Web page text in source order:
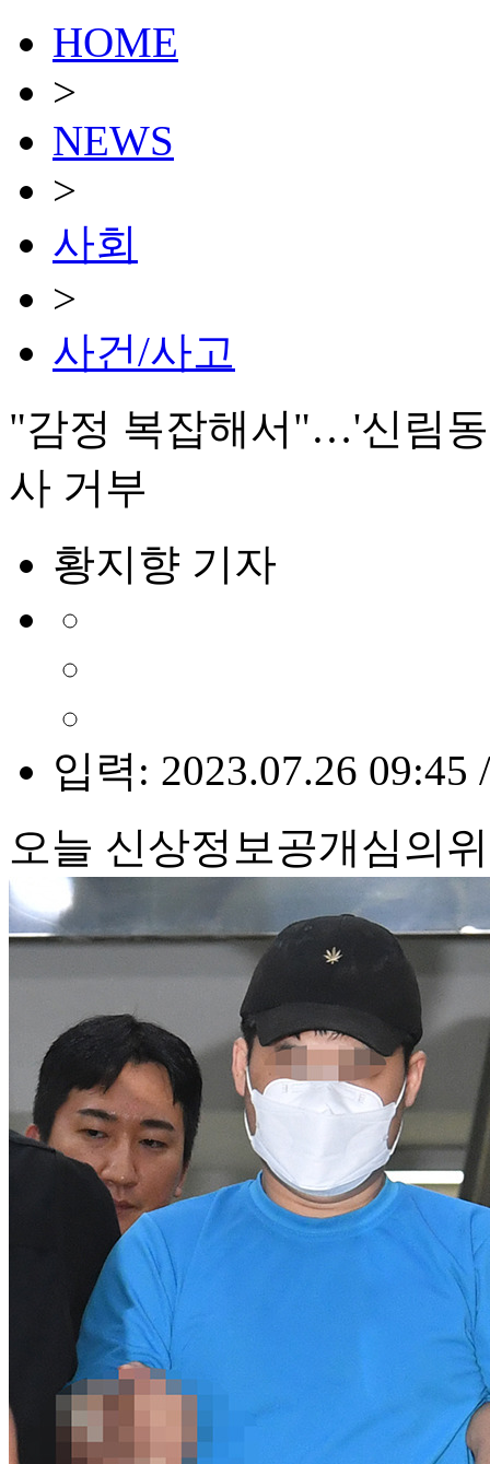
HOME
>
NEWS
>
사회
>
사건/사고
"감정 복잡해서"…'신림
사 거부
황지향 기자
입력: 2023.07.26 09:45
오늘 신상정보공개심의